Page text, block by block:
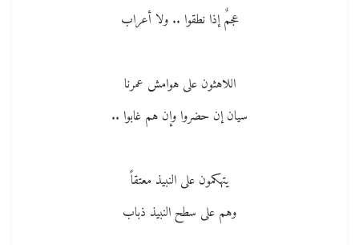
عجمٌ إذا نطقوا .. ولا أعراب
اللاهثون على هوامش عمرنا
سيان إن حضروا وإن هم غابوا ..
يتهكمون على النبيذ معتقاً
وهم على سطح النبيذ ذباب